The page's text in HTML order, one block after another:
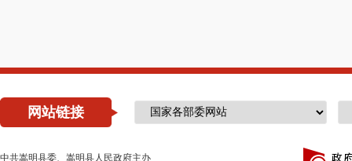
网站链接
中共嵩明县委、嵩明县人民政府主办